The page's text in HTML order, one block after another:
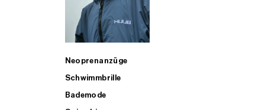
Neoprenanzüge
Schwimmbrille
Bademode